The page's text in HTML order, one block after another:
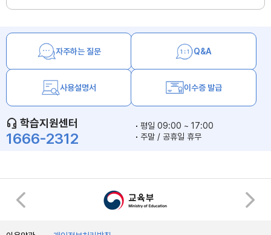
자주하는 질문 Q&A
사용설명서 이수증 발급
학습지원센터
1666-2312
평일 09:00 ~ 17:00
주말 / 공휴일 휴무